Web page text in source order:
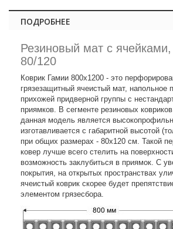
ПОДРОБНЕЕ
Резиновый мат с
80/120
Коврик Гамии 800х1200 - это
грязезащитный ячеистый мат, напольное
прихожей придверной группы с
приямков. В сегменте резиновых
данная модель является
изготавливается с габаритной высотой
при общих размерах - 80х120 см. Такой
ковер лучше всего стелить на
возможность заклубиться в приямок. С
покрытия, на открытых пространствах
ячеистый коврик скорее будет
элементом грязесбора.